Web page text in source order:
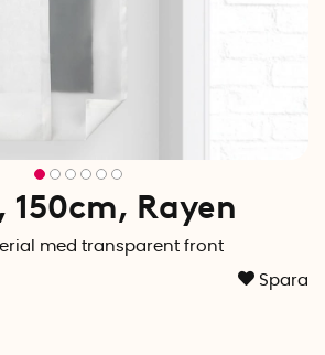
150cm, Rayen
med transparent front
Spara